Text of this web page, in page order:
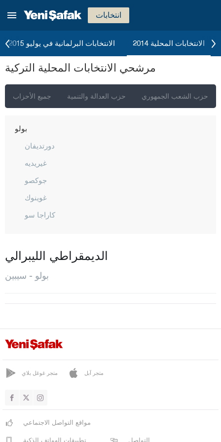
انتخابات
الانتخابات البرلمانية في يوليو 2015 الانتخابات المحلية 2014
مرشحي الانتخابات المحلية التركية
جميع الأحزاب حزب العدالة والتنمية حزب الشعب الجمهوري
بارتين
بايبورت
بيلاجيك
بيتليس
بولو
دورتديفان
غيريديه
جوكصو
غوينوك
كاراجا سو
مينغين
مودوردن
سيبين
ينيشاغ
بورصا
شانكيري
جوروم
الديمقراطي الليبرالي
بولو - سيبين
متجر غوغل بلاي متجر آبل
مواقع التواصل الاجتماعي
تطبيقات الهواتف الذكية التواصل